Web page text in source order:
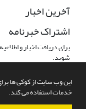
این وب سایت از کوکی ها
خدمات استفاده می کند.
آخرین اخبار
اشتراک خبرنامه
برای دریافت اخبار و
شوید.